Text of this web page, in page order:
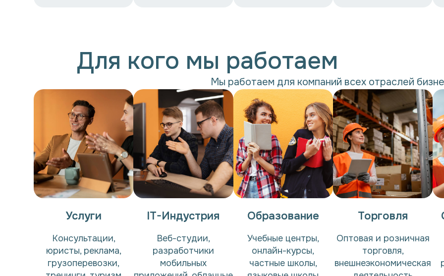
Для кого мы работаем
Мы работаем для компаний всех отраслей
Услуги
Консультации,
юристы, реклама,
грузоперевозки,
IT-Индустрия
Веб-студии,
разработчики
мобильных
Образование
Учебные центры,
онлайн-курсы,
частные школы,
Торговля
Оптовая и розничная
торговля,
внешнеэкономическая